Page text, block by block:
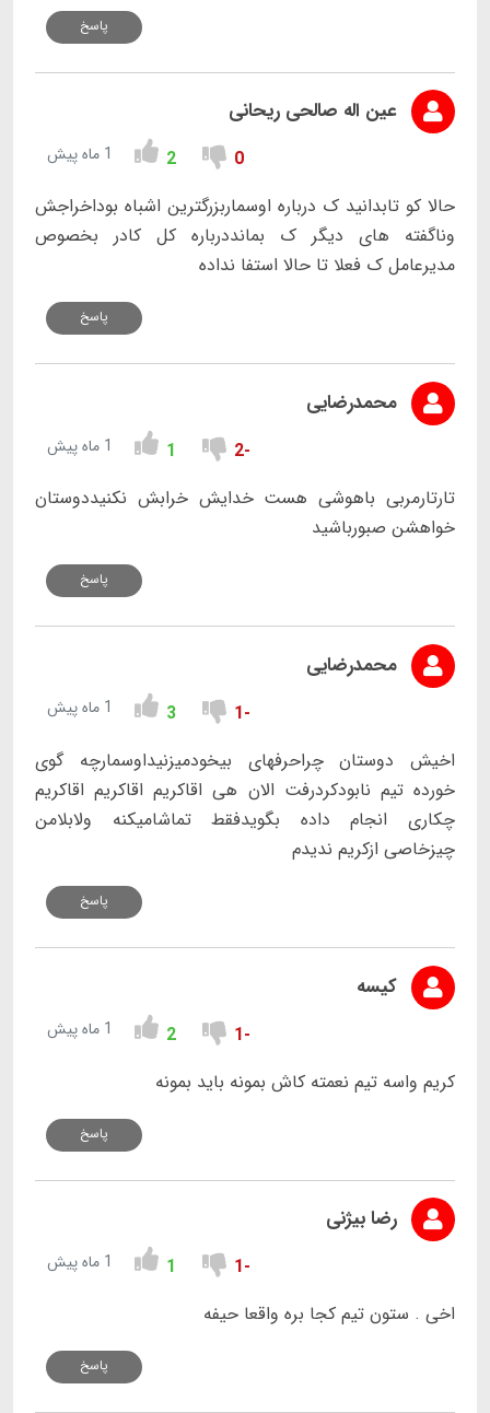
پاسخ
عین اله صالحی ریحانی
0
2 1 ماه پیش
حالا کو تابدانید ک درباره اوسماربزرگترین اشباه بوداخراجش
وناگفته های دیگر ک بمانددرباره کل کادر بخصوص
مدیرعامل ک فعلا تا حالا استفا نداده
پاسخ
محمدرضایی
-2
1 1 ماه پیش
تارتارمربی باهوشی هست خدایش خرابش نکنیددوستان
خواهشن صبورباشید
پاسخ
محمدرضایی
-1
3 1 ماه پیش
اخیش دوستان چراحرفهای بیخودمیزنیداوسمارچه گوی
خورده تیم نابودکردرفت الان هی اقاکریم اقاکریم اقاکریم
چکاری انجام داده بگویدفقط تماشامیکنه ولابلامن
چیزخاصی ازکریم ندیدم
پاسخ
کیسه
-1
2 1 ماه پیش
کریم واسه تیم نعمته کاش بمونه باید بمونه
پاسخ
رضا بیژنی
-1
1 1 ماه پیش
اخی . ستون تیم کجا بره واقعا حیفه
پاسخ